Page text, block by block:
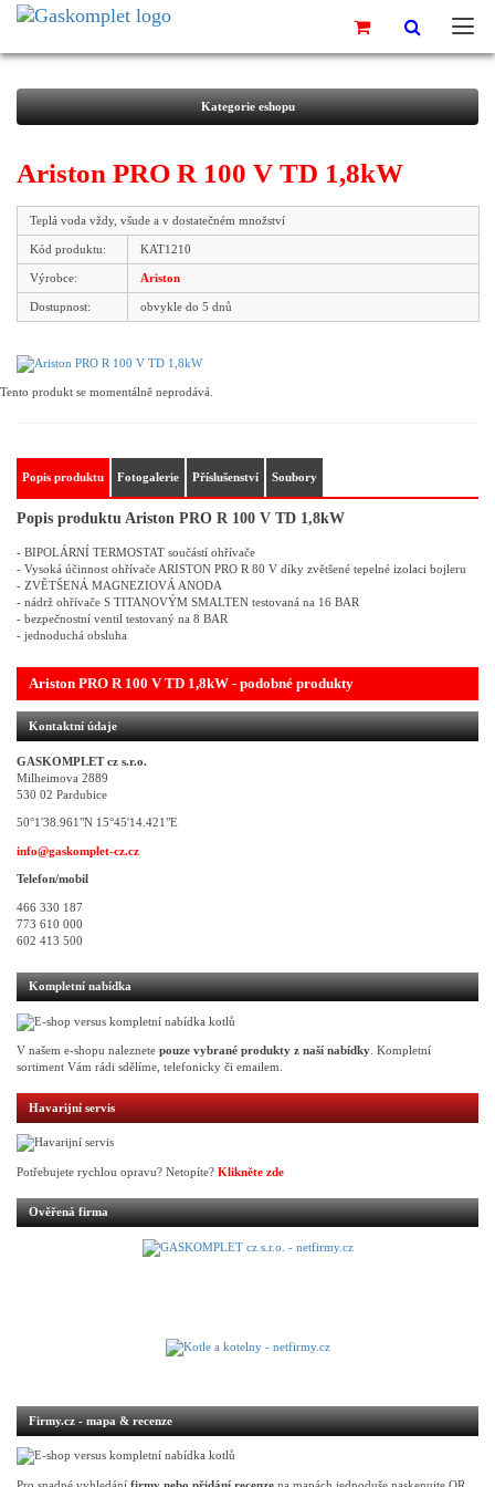
Kategorie eshopu
Ariston PRO R 100 V TD 1,8kW
Teplá voda vždy, všude a v dostatečném množství
Kód produktu: KAT1210
Výrobce: Ariston
Dostupnost: obvykle do 5 dnů
Tento produkt se momentálně neprodává.
Popis produktu Fotogalerie Příslušenství Soubory
Popis produktu Ariston PRO R 100 V TD 1,8kW
- BIPOLÁRNÍ TERMOSTAT součástí ohřívače
- Vysoká účinnost ohřívače ARISTON PRO R 80 V díky zvětšené tepelné izolaci bojleru
- ZVĚTŠENÁ MAGNEZIOVÁ ANODA
- nádrž ohřívače S TITANOVÝM SMALTEN testovaná na 16 BAR
- bezpečnostní ventil testovaný na 8 BAR
- jednoduchá obsluha
Ariston PRO R 100 V TD 1,8kW - podobné produkty
Kontaktní údaje
GASKOMPLET cz s.r.o.
Milheimova 2889
530 02 Pardubice
50°1'38.961"N 15°45'14.421"E
info@gaskomplet-cz.cz
Telefon/mobil
466 330 187
773 610 000
602 413 500
Kompletní nabídka
V našem e-shopu naleznete pouze vybrané produkty z naší nabídky. Kompletní
sortiment Vám rádi sdělíme, telefonicky či emailem.
Havarijní servis
Potřebujete rychlou opravu? Netopíte? Klikněte zde
Ověřená firma
Firmy.cz - mapa & recenze